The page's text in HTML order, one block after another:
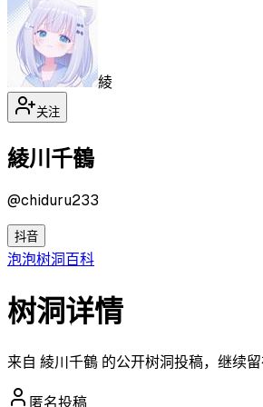
綾
关注
綾川千鶴
@chiduru233
抖音
泡泡树洞百科
树洞详情
来自 綾川千鶴 的公开树洞投稿，继续
匿名投稿